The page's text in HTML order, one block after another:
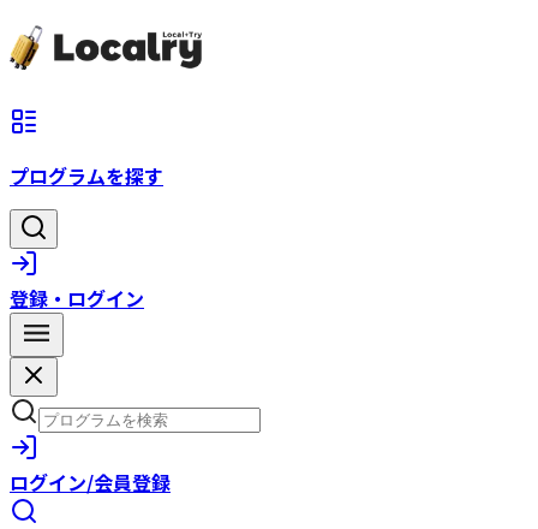
プログラムを探す
登録・ログイン
ログイン/会員登録